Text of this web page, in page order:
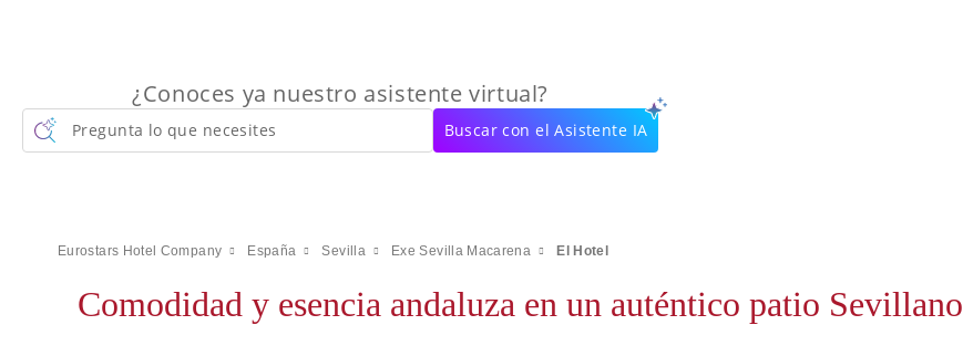
¿Conoces ya nuestro asistente virtual?
Pregunta lo que necesites Buscar con el Asistente IA
Eurostars Hotel Company España Sevilla Exe Sevilla Macarena El Hotel
Comodidad y esencia andaluza en un auténtico patio Sevillano